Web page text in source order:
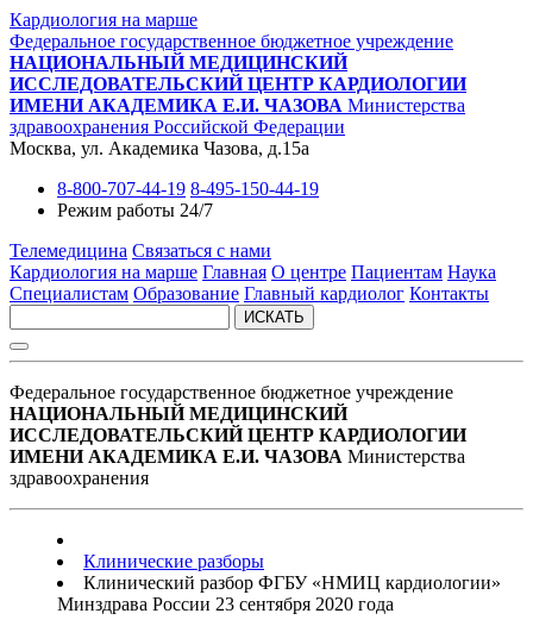
Кардиология на марше
Федеральное государственное бюджетное учреждение
НАЦИОНАЛЬНЫЙ МЕДИЦИНСКИЙ
ИССЛЕДОВАТЕЛЬСКИЙ ЦЕНТР КАРДИОЛОГИИ
ИМЕНИ АКАДЕМИКА Е.И. ЧАЗОВА Министерства
здравоохранения Российской Федерации
Москва, ул. Академика Чазова, д.15а
8-800-707-44-19 8-495-150-44-19
Режим работы 24/7
Телемедицина Связаться с нами
Кардиология на марше Главная О центре Пациентам Наука
Специалистам Образование Главный кардиолог Контакты
ИСКАТЬ
Федеральное государственное бюджетное учреждение
НАЦИОНАЛЬНЫЙ МЕДИЦИНСКИЙ
ИССЛЕДОВАТЕЛЬСКИЙ ЦЕНТР КАРДИОЛОГИИ
ИМЕНИ АКАДЕМИКА Е.И. ЧАЗОВА Министерства
здравоохранения
Клинические разборы
Клинический разбор ФГБУ «НМИЦ кардиологии»
Минздрава России 23 сентября 2020 года